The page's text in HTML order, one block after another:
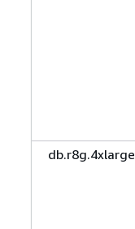
db.r8g.4xlarge